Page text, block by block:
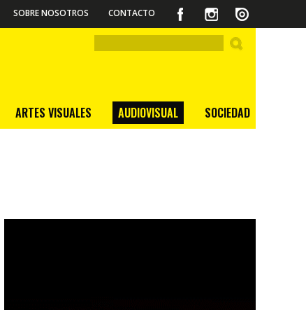
SOBRE NOSOTROS CONTACTO
ARTES VISUALES AUDIOVISUAL SOCIEDAD